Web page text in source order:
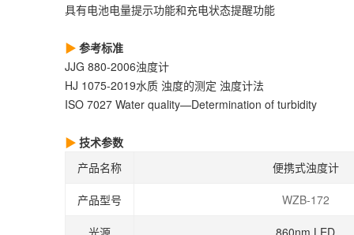
具有电池电量提示功能和充电状态提醒功能
参考标准
JJG 880-2006浊度计
HJ 1075-2019水质 浊度的测定 浊度计法
ISO 7027 Water quality—Determination of turbidity
技术参数
产品名称
便携式浊度计
产品型号 WZB-172